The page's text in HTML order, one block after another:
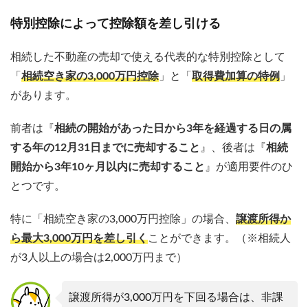
特別控除によって控除額を差し引ける
相続した不動産の売却で使える代表的な特別控除として
「 相続空き家の3,000万円控除」と「 取得費加算の特例 」
があります。
前者は『 相続の開始があった日から3年を経過する日の属
する年の12月31日までに売却すること 』、後者は『 相続
開始から3年10ヶ月以内に売却すること 』が適用要件のひ
とつです。
特に「相続空き家の3,000万円控除」の場合、 譲渡所得か
ら最大3,000万円を差し引くことができます。（※相続人
が3人以上の場合は2,000万円まで）
譲渡所得が3,000万円を下回る場合は、非課